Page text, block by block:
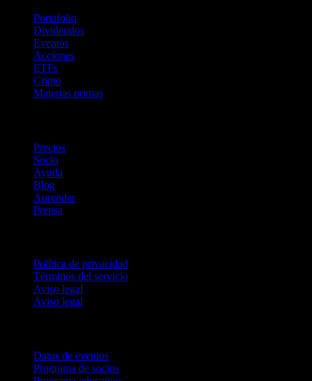
Portafolio
Dividendos
Eventos
Acciones
ETFs
Cripto
Materias primas
Precios
Socio
Ayuda
Blog
Aprender
Prensa
Política de privacidad
Términos del servicio
Aviso legal
Aviso legal
Datos de eventos
Programa de socios